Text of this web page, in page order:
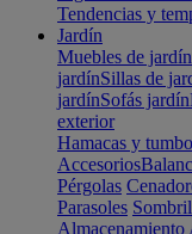
Tendencias y
Jardín
Muebles de jardín
jardínSillas de
jardínSofás jardín
exterior
Hamacas y
Accesorios
Pérgolas
Parasoles
Almacenamiento